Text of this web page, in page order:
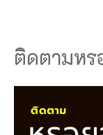
ติดตามหร